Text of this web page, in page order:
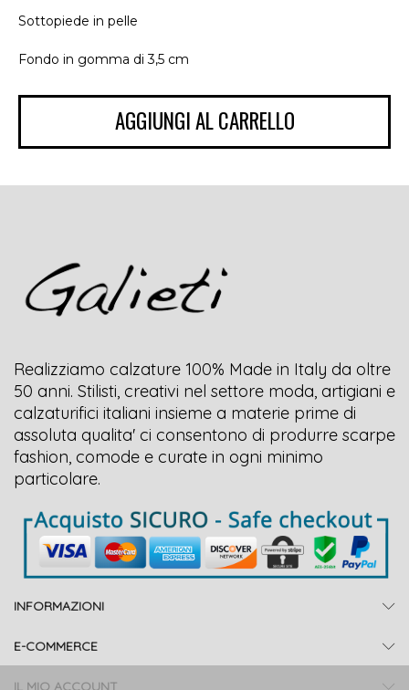
Sottopiede in pelle
Fondo in gomma di 3,5 cm
AGGIUNGI AL CARRELLO
Realizziamo calzature 100% Made in Italy da oltre
50 anni. Stilisti, creativi nel settore moda, artigiani e
calzaturifici italiani insieme a materie prime di
assoluta qualita' ci consentono di produrre scarpe
fashion, comode e curate in ogni minimo
particolare.
INFORMAZIONI
E-COMMERCE
IL MIO ACCOUNT